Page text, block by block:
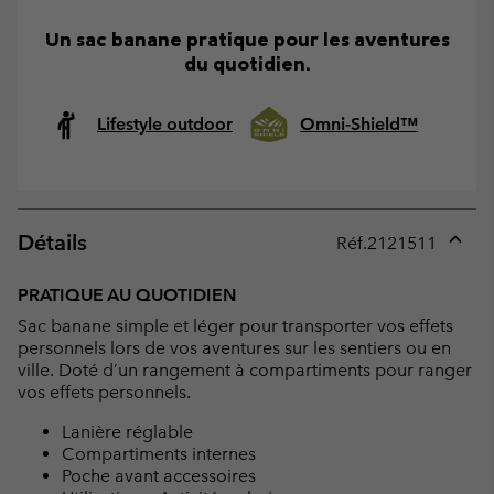
Un sac banane pratique pour les aventures
du quotidien.
Lifestyle outdoor Omni-Shield™
Détails Réf.2121511
PRATIQUE AU QUOTIDIEN
Sac banane simple et léger pour transporter vos effets
personnels lors de vos aventures sur les sentiers ou en
ville. Doté d’un rangement à compartiments pour ranger
vos effets personnels.
Lanière réglable
Compartiments internes
Poche avant accessoires